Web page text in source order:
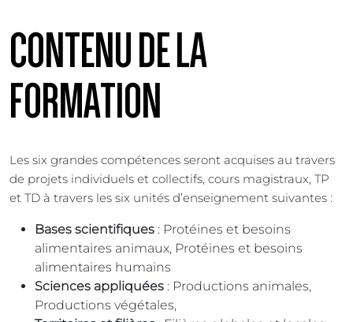
CONTENU DE LA
FORMATION
Les six grandes compétences seront acquises au travers
de projets individuels et collectifs, cours magistraux, TP
et TD à travers les six unités d’enseignement suivantes :
Bases scientifiques : Protéines et besoins
alimentaires animaux, Protéines et besoins
alimentaires humains
Sciences appliquées : Productions animales,
Productions végétales,